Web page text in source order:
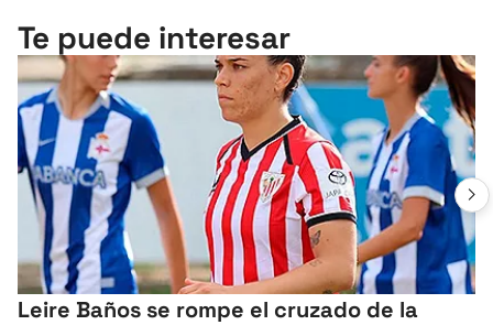
Te puede interesar
Leire Baños se rompe el cruzado de la